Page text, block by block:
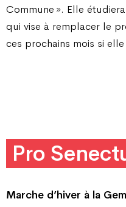
Commune ». Elle
qui vise à remplacer le
ces prochains mois si
Pro
Marche d’hiver à la